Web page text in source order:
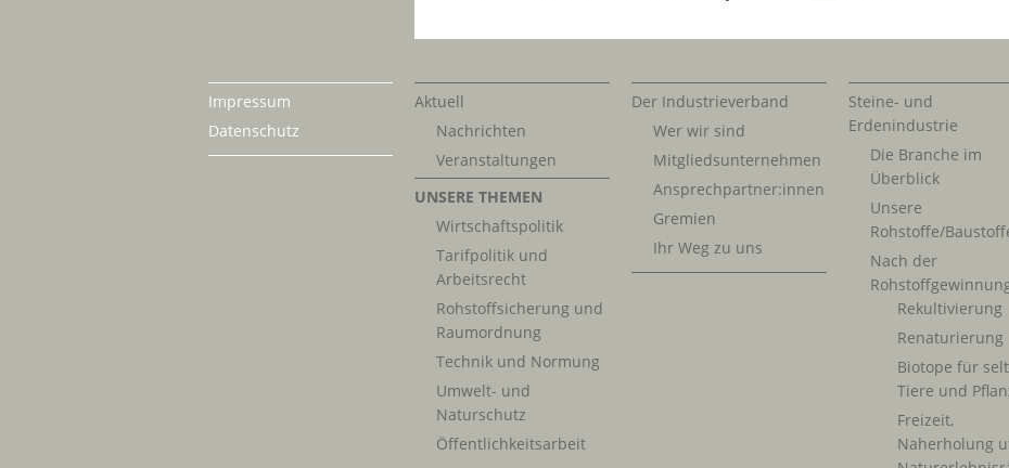
Impressum
Datenschutz
Aktuell
Nachrichten
Veranstaltungen
UNSERE THEMEN
Wirtschaftspolitik
Tarifpolitik und
Arbeitsrecht
Rohstoffsicherung und
Raumordnung
Technik und Normung
Umwelt- und
Naturschutz
Öffentlichkeitsarbeit
Der Industrieverband
Wer wir sind
Mitgliedsunternehmen
Ansprechpartner:innen
Gremien
Ihr Weg zu uns
Steine- und
Erdenindustrie
Die Branche im
Überblick
Unsere
Rohstoffe/
Nach der
Rekultivierung
Renaturierung
Biotope für
Tiere und
Freizeit,
Naherholung